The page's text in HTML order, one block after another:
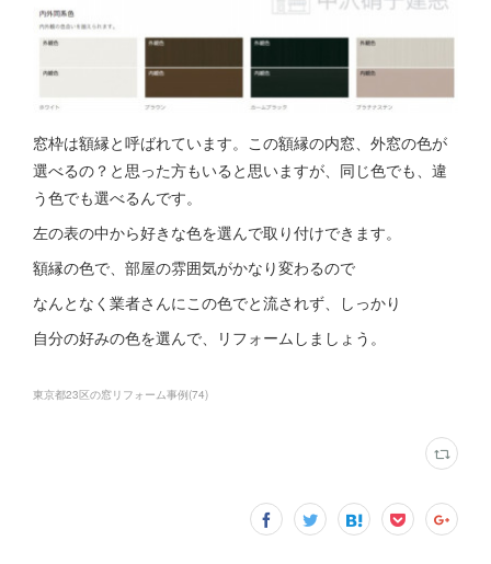
窓枠は額縁と呼ばれています。この額縁の内窓、外窓の色が
選べるの？と思った方もいると思いますが、同じ色でも、違
う色でも選べるんです。
左の表の中から好きな色を選んで取り付けできます。
額縁の色で、部屋の雰囲気がかなり変わるので
なんとなく業者さんにこの色でと流されず、しっかり
自分の好みの色を選んで、リフォームしましょう。
東京都23区の窓リフォーム事例(74)